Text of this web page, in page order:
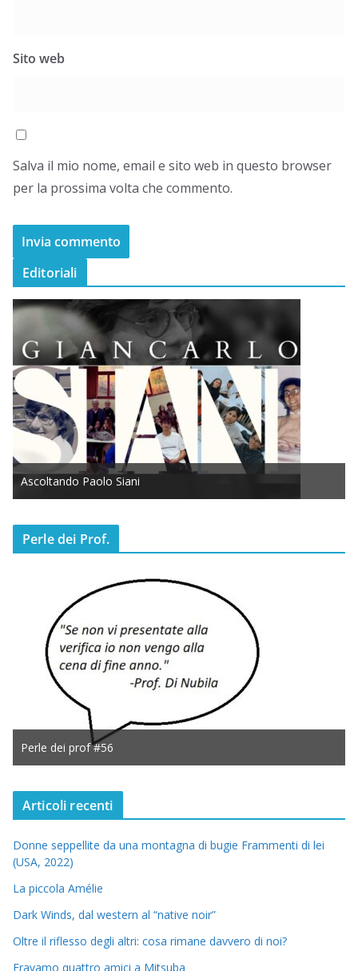
Sito web
Salva il mio nome, email e sito web in questo browser
per la prossima volta che commento.
Editoriali
Ascoltando Paolo Siani
Perle dei Prof.
Perle dei prof #56
Articoli recenti
Donne seppellite da una montagna di bugie Frammenti di lei
(USA, 2022)
La piccola Amélie
Dark Winds, dal western al “native noir”
Oltre il riflesso degli altri: cosa rimane davvero di noi?
Eravamo quattro amici a Mitsuba